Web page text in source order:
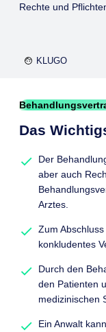
Rechte und
KLUGO
Das
Der
aber auch
Arztes.
Zum
konkludentes
Durch den
den Patienten
medizinischen
Ein Anwalt